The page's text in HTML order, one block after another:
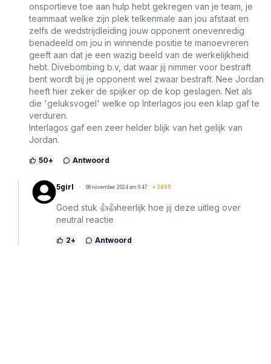
onsportieve toe aan hulp hebt gekregen van je team, je
teammaat welke zijn plek telkenmale aan jou afstaat en
zelfs de wedstrijdleiding jouw opponent onevenredig
benadeeld om jou in winnende positie te manoevreren
geeft aan dat je een wazig beeld van de werkelijkheid
hebt. Divebombing b.v, dat waar jij nimmer voor bestraft
bent wordt bij je opponent wel zwaar bestraft. Nee Jordan
heeft hier zeker de spijker op de kop geslagen. Net als
die 'geluksvogel' welke op Interlagos jou een klap gaf te
verduren.
Interlagos gaf een zeer helder blijk van het gelijk van
Jordan.
50+ Antwoord
5girl 08 november 2024 om 6:47 + 3655
Goed stuk 👍👍heerlijk hoe jij deze uitleg over
neutral reactie
2+ Antwoord